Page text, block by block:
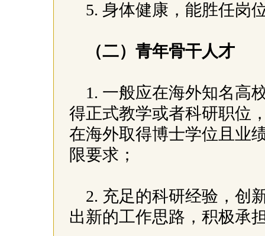
5. 身体健康，能胜任岗
（二）青年骨干人才
1. 一般应在海外知名高
得正式教学或者科研职位
在海外取得博士学位且业
限要求；
2. 充足的科研经验，创
出新的工作思路，积极承